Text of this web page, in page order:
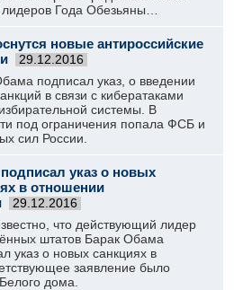
Года Обезьяны…
новые антироссийские
29.12.2016
подписал указ, о введении
в связи с кибератаками
системы. В
под ограничения попала ФСБ и
сил России.
указ о новых
в отношении
29.12.2016
что действующий лидер
штатов Барак Обама
указ о новых санкциях в
заявление было
дома.